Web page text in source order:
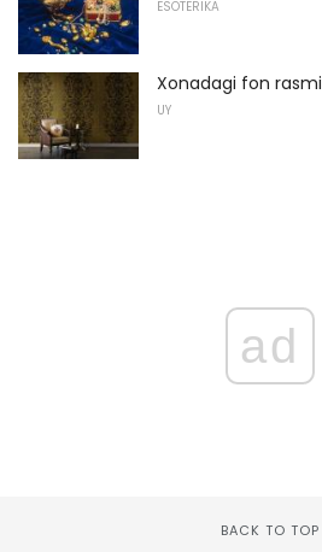
ESOTERIKA
Xonadagi fon rasmi
UY
ad
BACK TO TOP